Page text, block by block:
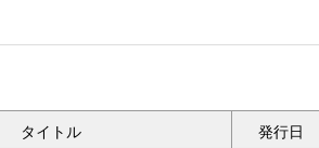
タイトル 発行日